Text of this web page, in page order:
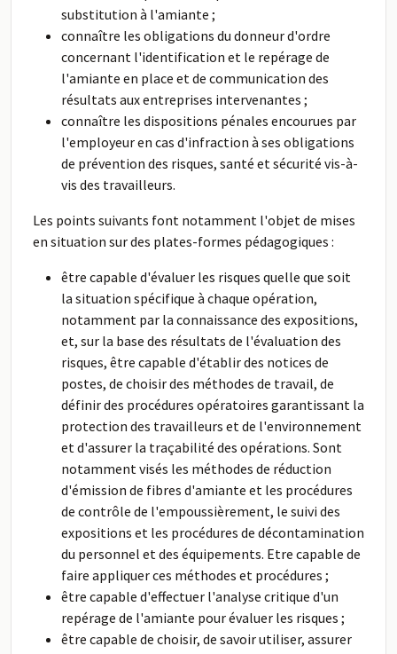
substitution à l'amiante ;
connaître les obligations du donneur d'ordre
concernant l'identification et le repérage de
l'amiante en place et de communication des
résultats aux entreprises intervenantes ;
connaître les dispositions pénales encourues par
l'employeur en cas d'infraction à ses obligations
de prévention des risques, santé et sécurité vis-à-
vis des travailleurs.
Les points suivants font notamment l'objet de mises
en situation sur des plates-formes pédagogiques :
être capable d'évaluer les risques quelle que soit
la situation spécifique à chaque opération,
notamment par la connaissance des expositions,
et, sur la base des résultats de l'évaluation des
risques, être capable d'établir des notices de
postes, de choisir des méthodes de travail, de
définir des procédures opératoires garantissant la
protection des travailleurs et de l'environnement
et d'assurer la traçabilité des opérations. Sont
notamment visés les méthodes de réduction
d'émission de fibres d'amiante et les procédures
de contrôle de l'empoussièrement, le suivi des
expositions et les procédures de décontamination
du personnel et des équipements. Etre capable de
faire appliquer ces méthodes et procédures ;
être capable d'effectuer l'analyse critique d'un
repérage de l'amiante pour évaluer les risques ;
être capable de choisir, de savoir utiliser, assurer